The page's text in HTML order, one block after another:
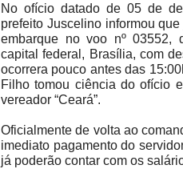
No ofício datado de 05 de
prefeito Juscelino informou
embarque no voo nº 03552,
capital federal, Brasília, com
ocorrera pouco antes das
Filho tomou ciência do ofício
vereador “Ceará”.
Oficialmente de volta ao
imediato pagamento do
já poderão contar com os